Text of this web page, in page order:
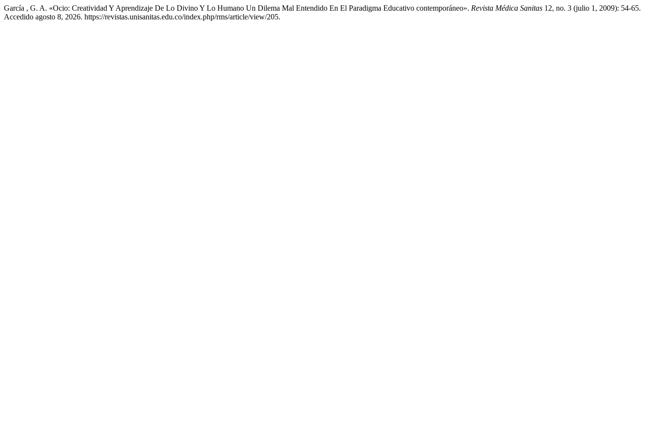
García , G. A. «Ocio: Creatividad Y Aprendizaje De Lo Divino Y Lo Humano Un Dilema Mal Entendido En El Paradigma Educativo contemporáneo». Revista Médica Sanitas 12, no. 3 (julio 1, 2009): 54-65.
Accedido agosto 8, 2026. https://revistas.unisanitas.edu.co/index.php/rms/article/view/205.